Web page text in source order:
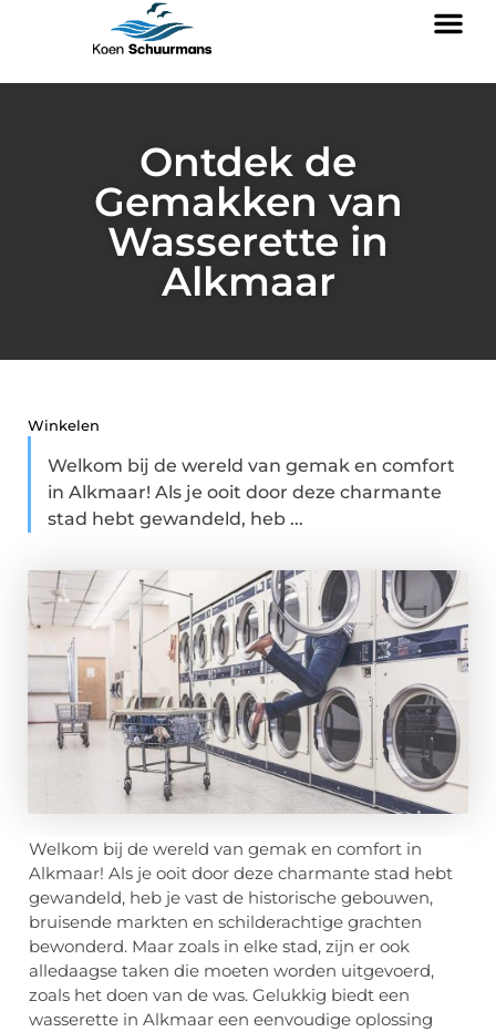
Ontdek de
Gemakken van
Wasserette in
Alkmaar
Winkelen
Welkom bij de wereld van gemak en comfort
in Alkmaar! Als je ooit door deze charmante
stad hebt gewandeld, heb ...
Welkom bij de wereld van gemak en comfort in
Alkmaar! Als je ooit door deze charmante stad hebt
gewandeld, heb je vast de historische gebouwen,
bruisende markten en schilderachtige grachten
bewonderd. Maar zoals in elke stad, zijn er ook
alledaagse taken die moeten worden uitgevoerd,
zoals het doen van de was. Gelukkig biedt een
wasserette in Alkmaar een eenvoudige oplossing